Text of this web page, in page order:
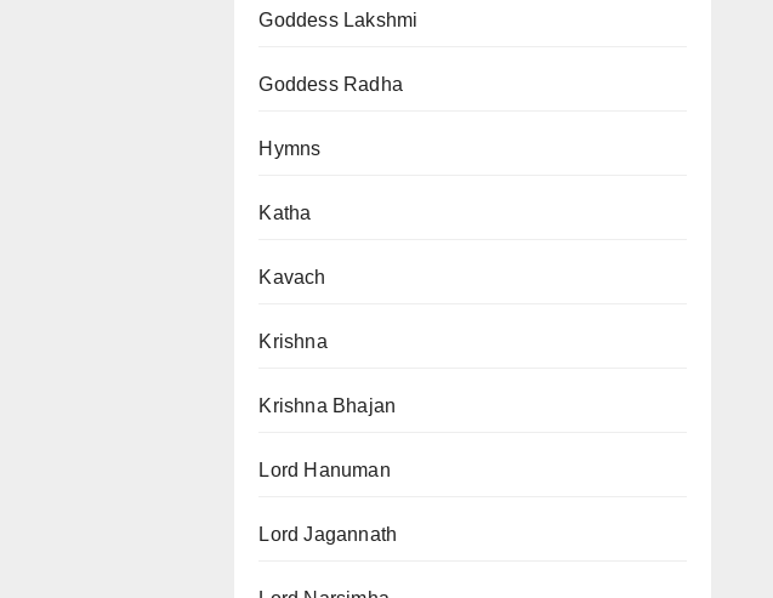
Goddess Lakshmi
Goddess Radha
Hymns
Katha
Kavach
Krishna
Krishna Bhajan
Lord Hanuman
Lord Jagannath